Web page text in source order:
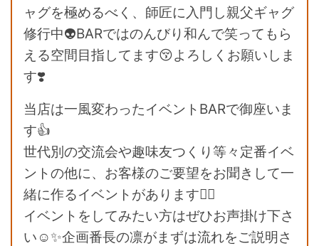
ャグを極めるべく、師匠に入門し親父ギャグ
修行中👽BARではのんびり和んで笑ってもら
える空間目指してます😚よろしくお願いしま
す❣️
当店は一風変わったイベントBARで御座いま
す👍
世代別の交流会や趣味友つくり等々定番イベ
ントの他に、お客様のご要望をお聞きして一
緒に作るイベントがあります💁‍♀️
イベントをしてみたい方はぜひお声掛け下さ
い☺️✨企画番長の凛がまずは流れをご説明さ